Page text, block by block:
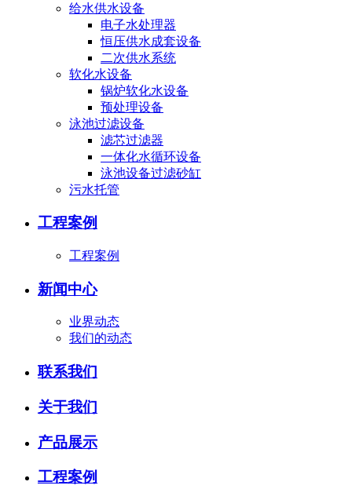
给水供水设备
电子水处理器
恒压供水成套设备
二次供水系统
软化水设备
锅炉软化水设备
预处理设备
泳池过滤设备
滤芯过滤器
一体化水循环设备
泳池设备过滤砂缸
污水托管
工程案例
工程案例
新闻中心
业界动态
我们的动态
联系我们
关于我们
产品展示
工程案例